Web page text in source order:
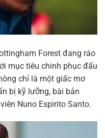
Forest đang ráo
mục tiêu chinh phục đấu
chỉ là một giấc mơ
bị kỹ lưỡng, bài bản
Nuno Espirito Santo.